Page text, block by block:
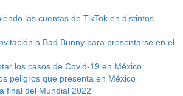
las cuentas de TikTok en distintos
a Bad Bunny para presentarse en el
los casos de Covid-19 en México
peligros que presenta en México
final del Mundial 2022